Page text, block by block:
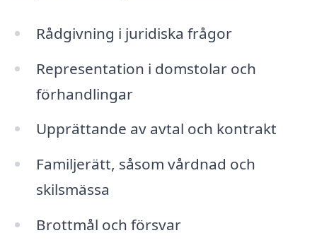
Rådgivning i juridiska frågor
Representation i domstolar och
förhandlingar
Upprättande av avtal och kontrakt
Familjerätt, såsom vårdnad och
skilsmässa
Brottmål och försvar